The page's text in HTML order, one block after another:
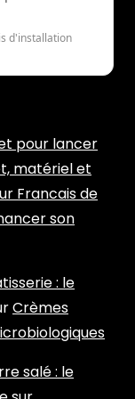
d'installation
pour lancer
matériel et
Francais de
son
: le
Crèmes
salé : le